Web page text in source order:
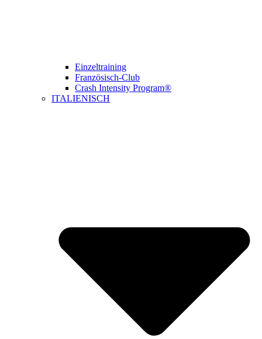
Einzeltraining
Französisch-Club
Crash Intensity Program®
ITALIENISCH